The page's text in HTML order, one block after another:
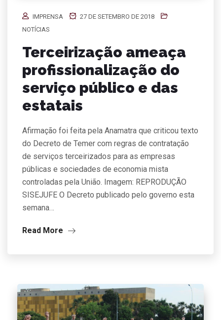
IMPRENSA
27 DE SETEMBRO DE 2018
NOTÍCIAS
Terceirização ameaça
profissionalização do
serviço público e das
estatais
Afirmação foi feita pela Anamatra que criticou texto
do Decreto de Temer com regras de contratação
de serviços terceirizados para as empresas
públicas e sociedades de economia mista
controladas pela União. Imagem: REPRODUÇÃO
SISEJUFE O Decreto publicado pelo governo esta
semana…
Read More